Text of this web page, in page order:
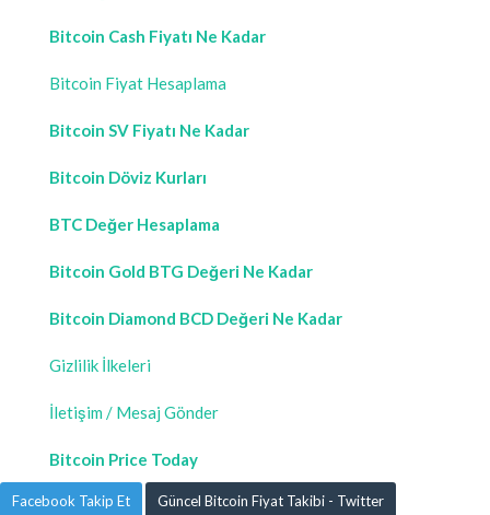
Bitcoin Cash Fiyatı Ne Kadar
Bitcoin Fiyat Hesaplama
Bitcoin SV Fiyatı Ne Kadar
Bitcoin Döviz Kurları
BTC Değer Hesaplama
Bitcoin Gold BTG Değeri Ne Kadar
Bitcoin Diamond BCD Değeri Ne Kadar
Gizlilik İlkeleri
İletişim / Mesaj Gönder
Bitcoin Price Today
Facebook Takip Et Güncel Bitcoin Fiyat Takibi - Twitter